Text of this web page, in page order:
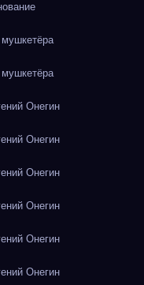
Онегин
Онегин
Онегин
Онегин
Онегин
Онегин